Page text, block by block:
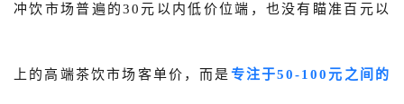
冲饮市场普遍的30元以内低价位端，也没有瞄准百元以
上的高端茶饮市场客单价，而是专注于50-100元之间的